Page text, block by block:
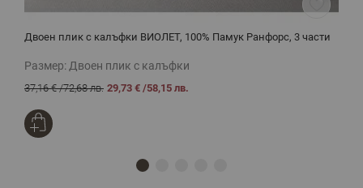
Двоен плик с калъфки ВИОЛЕТ, 100% Памук Ранфорс, 3 части
Размер: Двоен плик с калъфки
37,16 €/72,68 лв. 29,73 € /58,15 лв.